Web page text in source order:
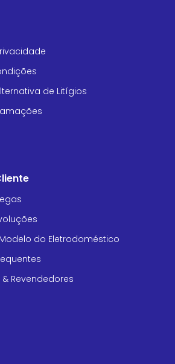
de Litígios
do Eletrodoméstico
Revendedores